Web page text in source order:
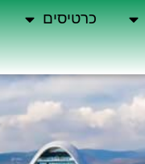
כרטיסים